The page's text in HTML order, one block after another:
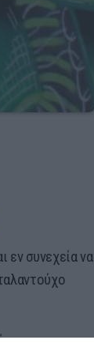
εν συνεχεία να
την